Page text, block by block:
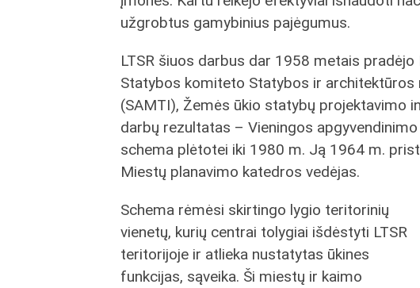
užgrobtus gamybinius pajėgumus.
LTSR šiuos darbus dar 1958 metais
Statybos komiteto Statybos ir
(SAMTI), Žemės ūkio statybų projektavimo
darbų rezultatas – Vieningos
schema plėtotei iki 1980 m. Ją 1964 m.
Miestų planavimo katedros vedėjas.
Schema rėmėsi skirtingo lygio teritorinių
vienetų, kurių centrai tolygiai išdėstyti LTSR
teritorijoje ir atlieka nustatytas ūkines
funkcijas, sąveika. Ši miestų ir kaimo